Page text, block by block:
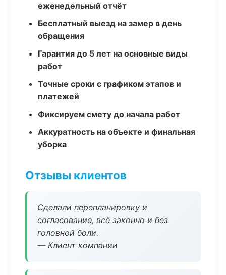
еженедельный отчёт
Бесплатный выезд на замер в день
обращения
Гарантия до 5 лет на основные виды
работ
Точные сроки с графиком этапов и
платежей
Фиксируем смету до начала работ
Аккуратность на объекте и финальная
уборка
Отзывы клиентов
Сделали перепланировку и
согласование, всё законно и без
головной боли.
— Клиент компании